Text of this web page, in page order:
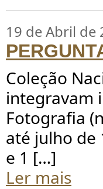
19 de Abril de
Coleção
integravam
Fotografia
até julho de
e 1 […]
Ler mais